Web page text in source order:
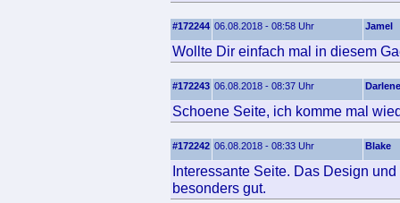
#172244 06.08.2018 - 08:58 Uhr Jamel
Wollte Dir einfach mal in diesem
#172243 06.08.2018 - 08:37 Uhr Darlene
Schoene Seite, ich komme mal
#172242 06.08.2018 - 08:33 Uhr Blake
Interessante Seite. Das Design
besonders gut.